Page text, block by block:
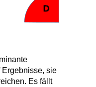
Ergebnisse, sie
Es fällt